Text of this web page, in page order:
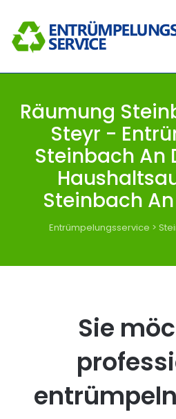
Räumung
Steyr -
Steinbach An
Steinbach
Entrümpelungsservice >
Sie